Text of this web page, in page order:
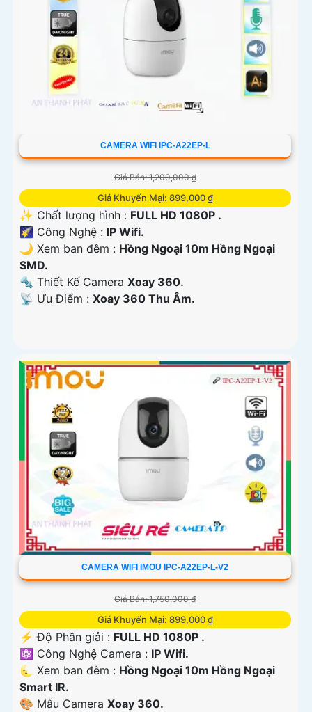
CAMERA WIFI IPC-A22EP-L
Giá Bán: 1,200,000 ₫
Giá Khuyến Mại: 899,000 ₫
✨ Chất lượng hình : FULL HD 1080P .
🌠 Công Nghệ : IP Wifi.
🌙 Xem ban đêm : Hồng Ngoại 10m Hồng Ngoại
SMD.
🔩 Thiết Kế Camera Xoay 360.
️📡 Ưu Điểm : Xoay 360 Thu Âm.
CAMERA WIFI IMOU IPC-A22EP-L-V2
Giá Bán: 1,750,000 ₫
Giá Khuyến Mại: 899,000 ₫
️⚡ Độ Phân giải : FULL HD 1080P .
⚛️ Công Nghệ Camera : IP Wifi.
🌜 Xem ban đêm : Hồng Ngoại 10m Hồng Ngoại
Smart IR.
🎨 Mẫu Camera Xoay 360.